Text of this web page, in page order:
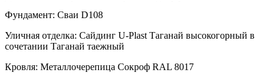
Фундамент: Сваи D108
Уличная отделка: Сайдинг U-Plast Таганай высокогорный в
сочетании Таганай таежный
Кровля: Металлочерепица Сокроф RAL 8017